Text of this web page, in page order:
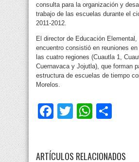
consulta para la organización y
trabajo de las escuelas durante el
2011-2012.
El director de Educación Elemental,
encuentro consistió en reuniones
las cuatro regiones (Cuautla 1,
Cuernavaca y Jojutla), que forman
estructura de escuelas de tiempo
Morelos.
Facebook
Twitter
ARTÍCULOS RELACIONADOS